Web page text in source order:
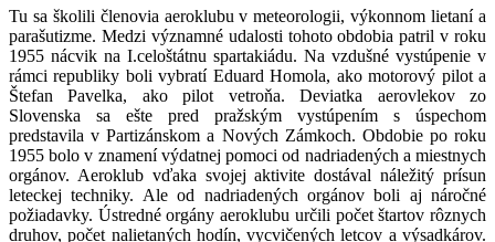
Tu sa školili členovia aeroklubu v meteorologii, výkonnom lietaní a
parašutizme. Medzi významné udalosti tohoto obdobia patril v roku
1955 nácvik na I.celoštátnu spartakiádu. Na vzdušné vystúpenie v
rámci republiky boli vybratí Eduard Homola, ako motorový pilot a
Štefan Pavelka, ako pilot vetroňa. Deviatka aerovlekov zo
Slovenska sa ešte pred pražským vystúpením s úspechom
predstavila v Partizánskom a Nových Zámkoch. Obdobie po roku
1955 bolo v znamení výdatnej pomoci od nadriadených a miestnych
orgánov. Aeroklub vďaka svojej aktivite dostával náležitý prísun
leteckej techniky. Ale od nadriadených orgánov boli aj náročné
požiadavky. Ústredné orgány aeroklubu určili počet štartov rôznych
druhov, počet nalietaných hodín, vycvičených letcov a výsadkárov.